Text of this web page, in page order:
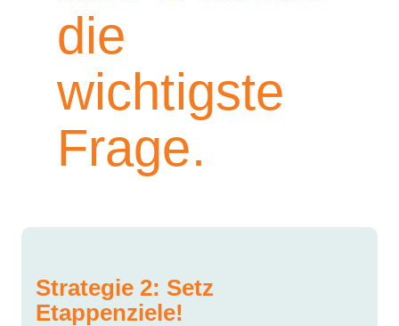
die
wichtigste
Frage.
Strategie 2: Setz
Etappenziele!